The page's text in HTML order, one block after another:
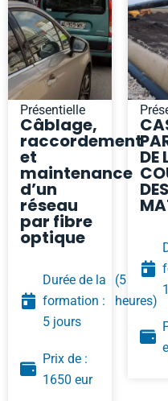
Présentielle
Câblage,
raccordement
et
maintenance
d’un
réseau
par fibre
optique
Durée de la
formation :
5 jours
Prix de :
1650 eur
(5
heures)
DE
DES